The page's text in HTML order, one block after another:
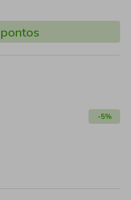
pontos
-5%